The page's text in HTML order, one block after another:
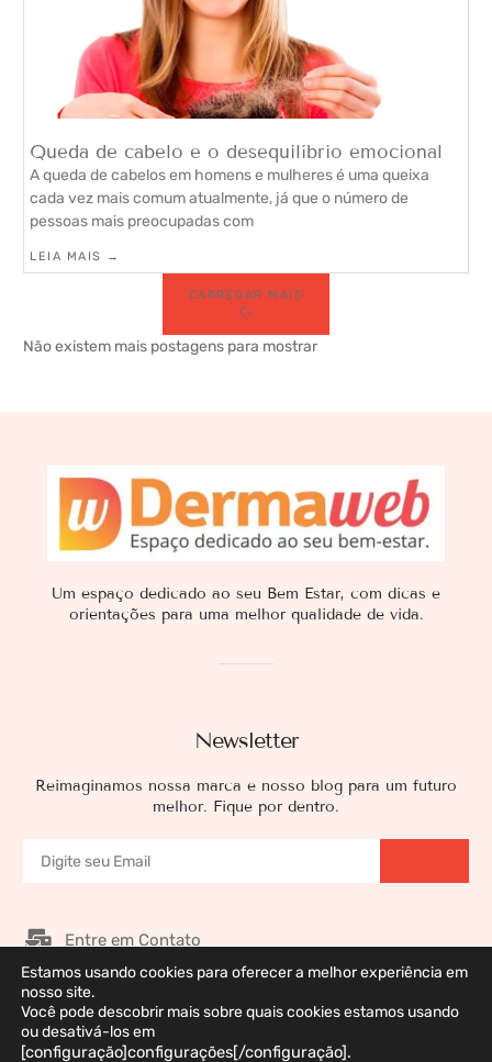
Queda de cabelo e o desequilíbrio emocional
A queda de cabelos em homens e mulheres é uma queixa
cada vez mais comum atualmente, já que o número de
pessoas mais preocupadas com
LEIA MAIS →
CARREGAR MAIS
Não existem mais postagens para mostrar
Newsletter
Reimaginamos nossa marca e nosso blog para um futuro
melhor. Fique por dentro.
Um espaço dedicado ao seu Bem Estar, com dicas e
orientações para uma melhor qualidade de vida.
Entre em Contato
Nossos Patrocinadores
Galeria de Imagens
Política de Privacidade
Estamos usando cookies para oferecer a melhor experiência em
nosso site.
Você pode descobrir mais sobre quais cookies estamos usando
ou desativá-los em
[configuração]configurações[/configuração].